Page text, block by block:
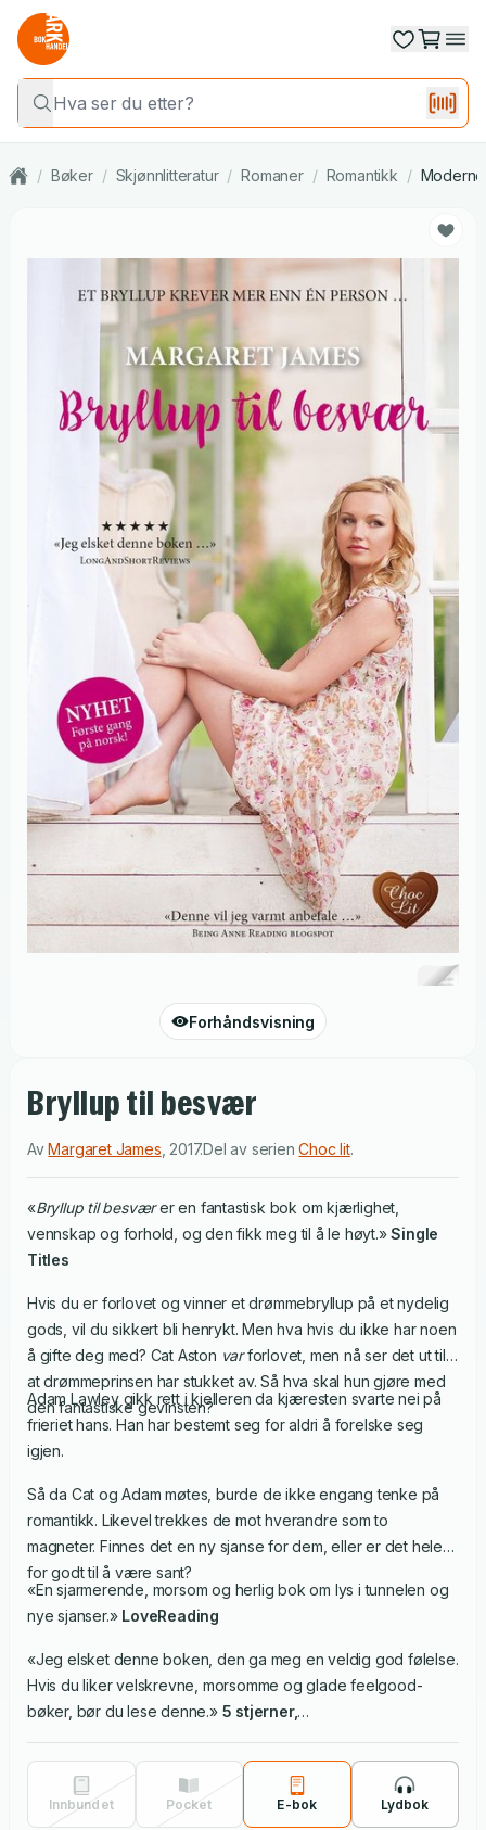
/ Bøker / Skjønnlitteratur / Romaner / Romantikk /
Forhåndsvisning
Bryllup til besvær
AvMargaret James 2017.Del av serienChoc lit.
«Bryllup til besværer en fantastisk bok om kjærlighet,
vennskap og forhold, og den fikk meg til å le høyt.»Single
Titles
Hvis du er forlovet og vinner et drømmebryllup på et nydelig
gods, vil du sikkert bli henrykt. Men hva hvis du ikke har noen
å gifte deg med? Cat Aston varforlovet, men nå ser det ut til
at drømmeprinsen har stukket av. Så hva skal hun gjøre med
den fantastiske gevinsten?
Adam Lawley gikk rett i kjelleren da kjæresten svarte nei på
frieriet hans. Han har bestemt seg for aldri å forelske seg
igjen.
Så da Cat og Adam møtes, burde de ikke engang tenke på
romantikk. Likevel trekkes de mot hverandre som to
magneter. Finnes det en ny sjanse for dem, eller er det hele
for godt til å være sant?
«En sjarmerende, morsom og herlig bok om lys i tunnelen og
nye sjanser.» LoveReading
«Jeg elsket denne boken, den ga meg en veldig god følelse.
Hvis du liker velskrevne, morsomme og glade feelgood-
bøker, bør du lese denne.» 5 stjerner,
Innbundet Pocket E-bok Lydbok